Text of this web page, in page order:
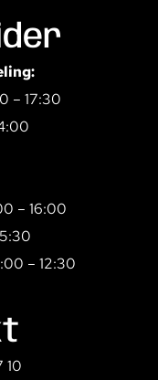
– 17:30
– 16:00
– 12:30
10